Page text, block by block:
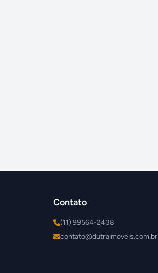
Contato
(11) 99564-2438
contato@dutraimoveis.com.br